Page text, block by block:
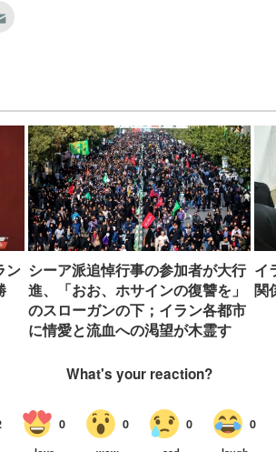
ン シーア派追悼行事の参加者が大行
進、「おお、ホサインの復讐を」
のスローガンの下；イラン各都市
に情愛と流血への渇望が木霊す
イ
関